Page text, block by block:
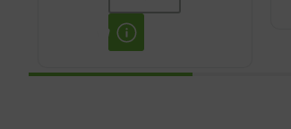
ULTRASENSITIVE
KREMA
ZA